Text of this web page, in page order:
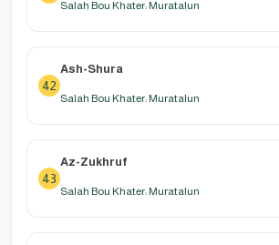
Salah Bou Khater: Muratalun
42
Ash-Shura
Salah Bou Khater: Muratalun
43
Az-Zukhruf
Salah Bou Khater: Muratalun